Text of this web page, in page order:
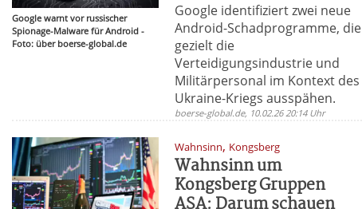
Google warnt vor russischer
Spionage-Malware für Android -
Foto: über boerse-global.de
Google identifiziert zwei neue
Android-Schadprogramme, die
gezielt die
Verteidigungsindustrie und
Militärpersonal im Kontext des
Ukraine-Kriegs ausspähen.
boerse-global.de, 10.02.26 20:14 Uhr
Wahnsinn, Kongsberg
Wahnsinn um
Kongsberg Gruppen